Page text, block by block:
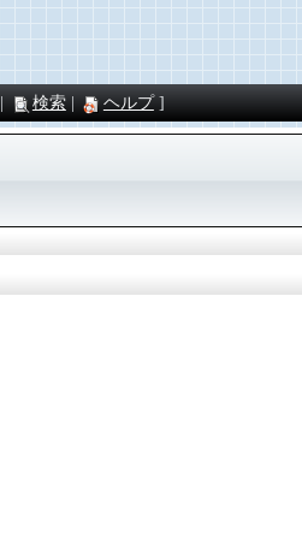
検索 ヘルプ